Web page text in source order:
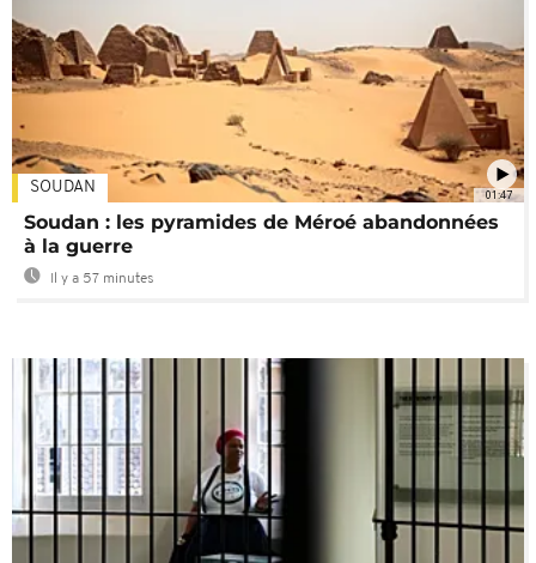
01:47
SOUDAN
Soudan : les pyramides de Méroé abandonnées
à la guerre
Il y a 57 minutes